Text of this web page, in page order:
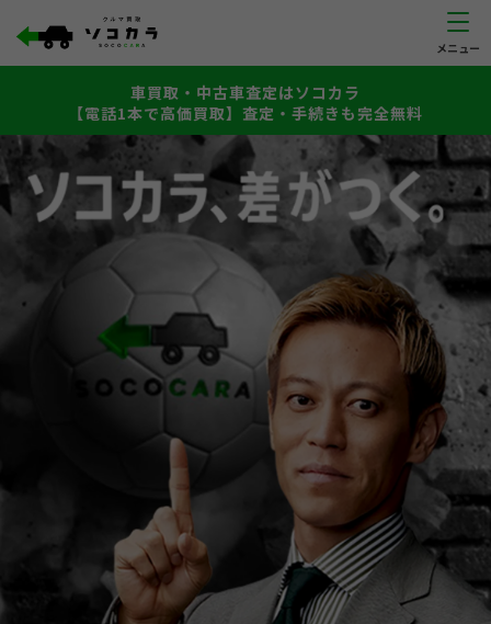
車買取・中古車査定はソコカラ
【電話1本で高価買取】査定・手続きも完全無料